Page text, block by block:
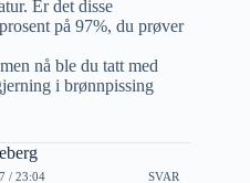
Er det disse
på 97%, du prøver
nå ble du tatt med
i brønnpissing
/ 23:04 SVAR